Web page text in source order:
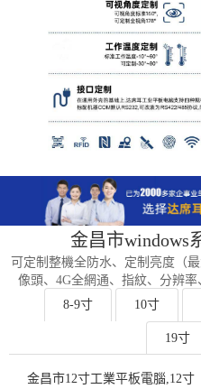
金昌市windows
可定制整機全防水、定制亮度（
像頭、4G全網通、指紋、分辨率
8-9寸
10寸
19寸
金昌市12寸工業平板電腦,12寸